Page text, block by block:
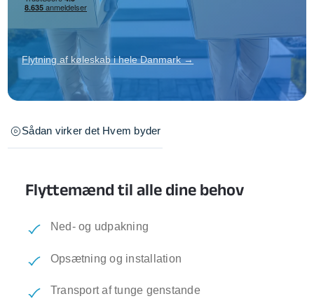
Flytning af køleskab i hele Danmark →
Sådan virker det Hvem byder
Flyttemænd til alle dine behov
Ned- og udpakning
Opsætning og installation
Transport af tunge genstande